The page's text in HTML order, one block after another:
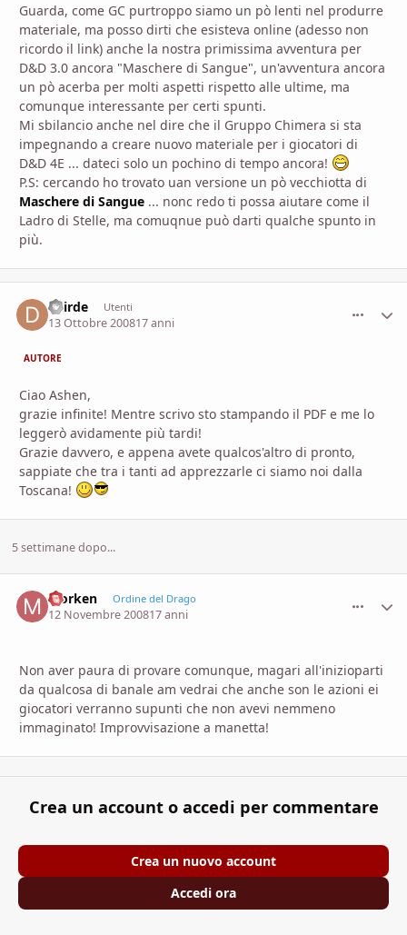
Guarda, come GC purtroppo siamo un pò lenti nel produrre
materiale, ma posso dirti che esisteva online (adesso non
ricordo il link) anche la nostra primissima avventura per
D&D 3.0 ancora "Maschere di Sangue", un'avventura ancora
un pò acerba per molti aspetti rispetto alle ultime, ma
comunque interessante per certi spunti.
Mi sbilancio anche nel dire che il Gruppo Chimera si sta
impegnando a creare nuovo materiale per i giocatori di
D&D 4E ... dateci solo un pochino di tempo ancora!
P.S: cercando ho trovato uan versione un pò vecchiotta di
Maschere di Sangue ... nonc redo ti possa aiutare come il
Ladro di Stelle, ma comuqnue può darti qualche spunto in
più.
deirde Utenti
13 Ottobre 200817 anni
AUTORE
Ciao Ashen,
grazie infinite! Mentre scrivo sto stampando il PDF e me lo
leggerò avidamente più tardi!
Grazie davvero, e appena avete qualcos'altro di pronto,
sappiate che tra i tanti ad apprezzarle ci siamo noi dalla
Toscana!
5 settimane dopo...
Morken Ordine del Drago
12 Novembre 200817 anni
Non aver paura di provare comunque, magari all'inizioparti
da qualcosa di banale am vedrai che anche son le azioni ei
giocatori verranno supunti che non avevi nemmeno
immaginato! Improvvisazione a manetta!
Crea un account o accedi per commentare
Crea un nuovo account
Accedi ora